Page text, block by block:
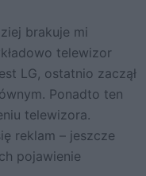
brakuje mi
telewizor
LG, ostatnio zaczął
Ponadto ten
telewizora.
reklam – jeszcze
pojawienie